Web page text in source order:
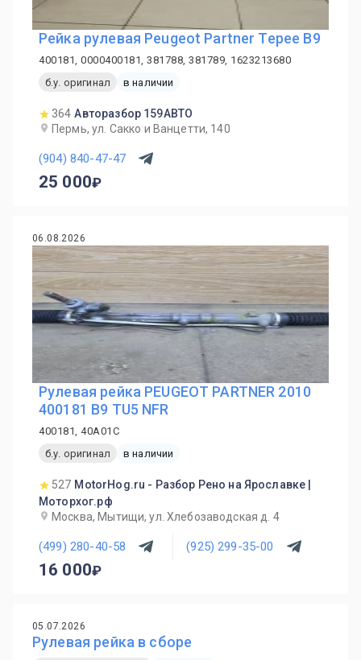
Рейка рулевая Peugeot Partner Tepee B9
400181, 0000400181, 381788, 381789, 1623213680
б.у. оригинал
в наличии
364 Авторазбор 159АВТО
Пермь, ул. Сакко и Ванцетти, 140
(904) 840-47-47
25 000
06.08.2026
Рулевая рейка PEUGEOT PARTNER 2010
400181 B9 TU5 NFR
400181, 40A01C
б.у. оригинал
в наличии
527 MotorHog.ru - Разбор Рено на Ярославке |
Моторхог.рф
Москва, Мытищи, ул. Хлебозаводская д. 4
(499) 280-40-58 (925) 299-35-00
16 000
05.07.2026
Рулевая рейка в сборе